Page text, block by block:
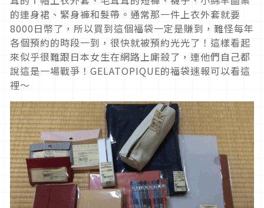
的連身裙、緊身褲和髮帶。通常那一件上衣外套就要
8000日幣了，所以買到這個福袋一定是賺到，難怪每年
各個預約的時段一到，很快就被預約光光了！這樣看起
來似乎很難跟日本女生在網路上廝殺了，連他們自己都
說這是一場戰爭！GELATOPIQUE的福袋速報可以看這
裡～